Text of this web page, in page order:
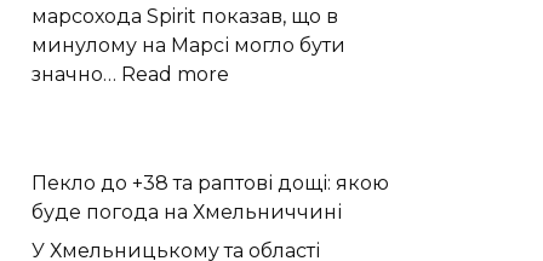
марсохода Spirit показав, що в
минулому на Марсі могло бути
значно… Read more
показали
значно
більше
Пекло до +38 та раптові дощі: якою
буде погода на Хмельниччині
У Хмельницькому та області